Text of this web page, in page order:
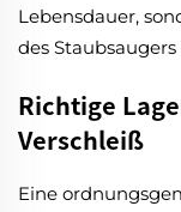
Lebensdauer,
des
Richtige
Verschleiß
Eine